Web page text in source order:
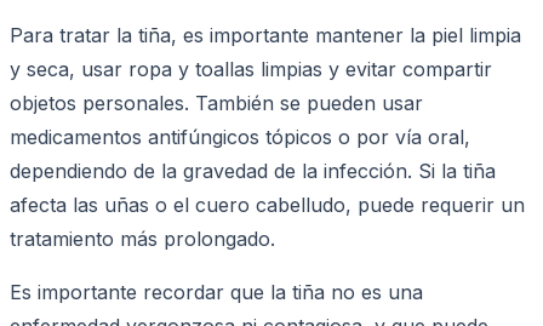
Para tratar la tiña, es importante mantener la piel limpia
y seca, usar ropa y toallas limpias y evitar compartir
objetos personales. También se pueden usar
medicamentos antifúngicos tópicos o por vía oral,
dependiendo de la gravedad de la infección. Si la tiña
afecta las uñas o el cuero cabelludo, puede requerir un
tratamiento más prolongado.
Es importante recordar que la tiña no es una